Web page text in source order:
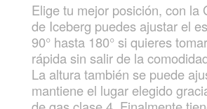
Elige tu mejor posición, con la
de Iceberg puedes ajustar el
90° hasta 180° si quieres
rápida sin salir de la
La altura también se puede
mantiene el lugar elegido